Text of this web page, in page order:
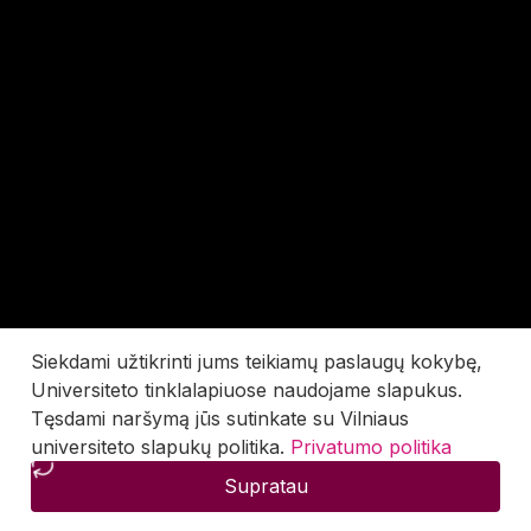
Siekdami užtikrinti jums teikiamų paslaugų kokybę,
Universiteto tinklalapiuose naudojame slapukus.
Tęsdami naršymą jūs sutinkate su Vilniaus
universiteto slapukų politika. Privatumo politika
Supratau